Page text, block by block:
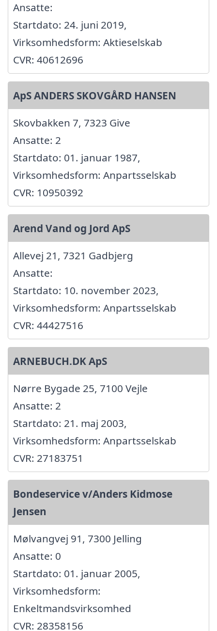
Ansatte:
Startdato: 24. juni 2019,
Virksomhedsform: Aktieselskab
CVR: 40612696
ApS ANDERS SKOVGÅRD HANSEN
Skovbakken 7, 7323 Give
Ansatte: 2
Startdato: 01. januar 1987,
Virksomhedsform: Anpartsselskab
CVR: 10950392
Arend Vand og Jord ApS
Allevej 21, 7321 Gadbjerg
Ansatte:
Startdato: 10. november 2023,
Virksomhedsform: Anpartsselskab
CVR: 44427516
ARNEBUCH.DK ApS
Nørre Bygade 25, 7100 Vejle
Ansatte: 2
Startdato: 21. maj 2003,
Virksomhedsform: Anpartsselskab
CVR: 27183751
Bondeservice v/Anders Kidmose
Jensen
Mølvangvej 91, 7300 Jelling
Ansatte: 0
Startdato: 01. januar 2005,
Virksomhedsform:
Enkeltmandsvirksomhed
CVR: 28358156